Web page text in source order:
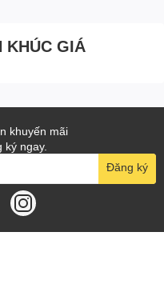
KHÚC GIÁ
khuyến mãi
ngay.
Đăng ký